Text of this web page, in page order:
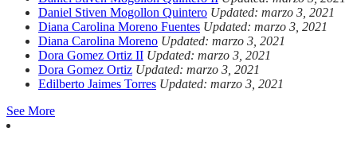
Daniel Stiven Mogollon Quintero Updated: marzo 3, 2021
Diana Carolina Moreno Fuentes Updated: marzo 3, 2021
Diana Carolina Moreno Updated: marzo 3, 2021
Dora Gomez Ortiz II Updated: marzo 3, 2021
Dora Gomez Ortiz Updated: marzo 3, 2021
Edilberto Jaimes Torres Updated: marzo 3, 2021
See More